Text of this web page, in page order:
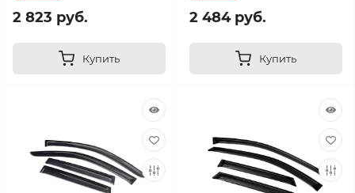
2 823 руб.
Купить
2 484 руб.
Купить